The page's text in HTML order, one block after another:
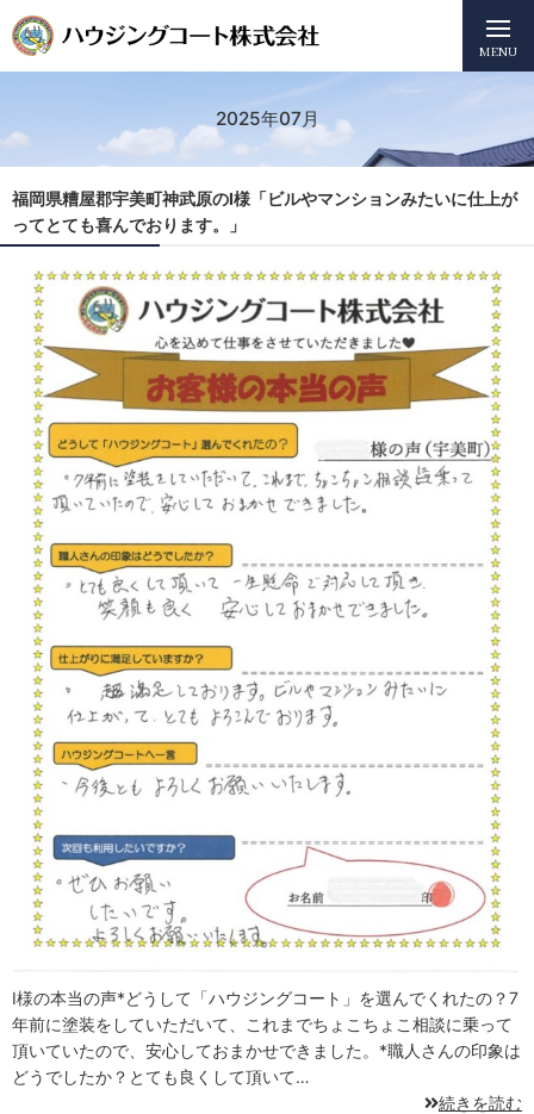
MENU
2025年07月
福岡県糟屋郡宇美町神武原のI様「ビルやマンションみたいに仕上が
ってとても喜んでおります。」
I様の本当の声*どうして「ハウジングコート」を選んでくれたの？7
年前に塗装をしていただいて、これまでちょこちょこ相談に乗って
頂いていたので、安心しておまかせできました。*職人さんの印象は
どうでしたか？とても良くして頂いて…
続きを読む